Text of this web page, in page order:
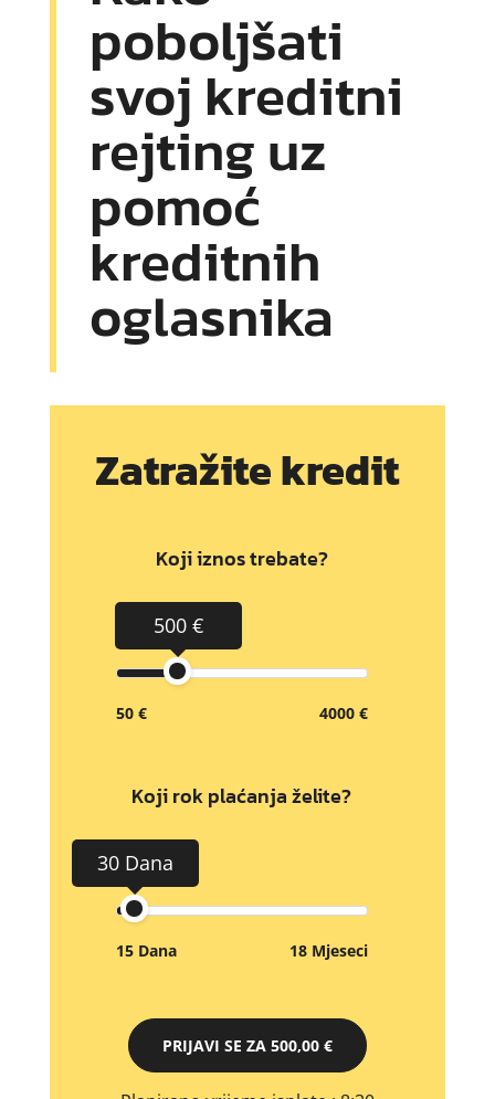
poboljšati
svoj kreditni
rejting uz
pomoć
kreditnih
oglasnika
Zatražite kredit
Koji iznos trebate?
500 €
50 € 4000 €
Koji rok plaćanja želite?
30 Dana
15 Dana 18 Mjeseci
PRIJAVI SE ZA 500,00 €